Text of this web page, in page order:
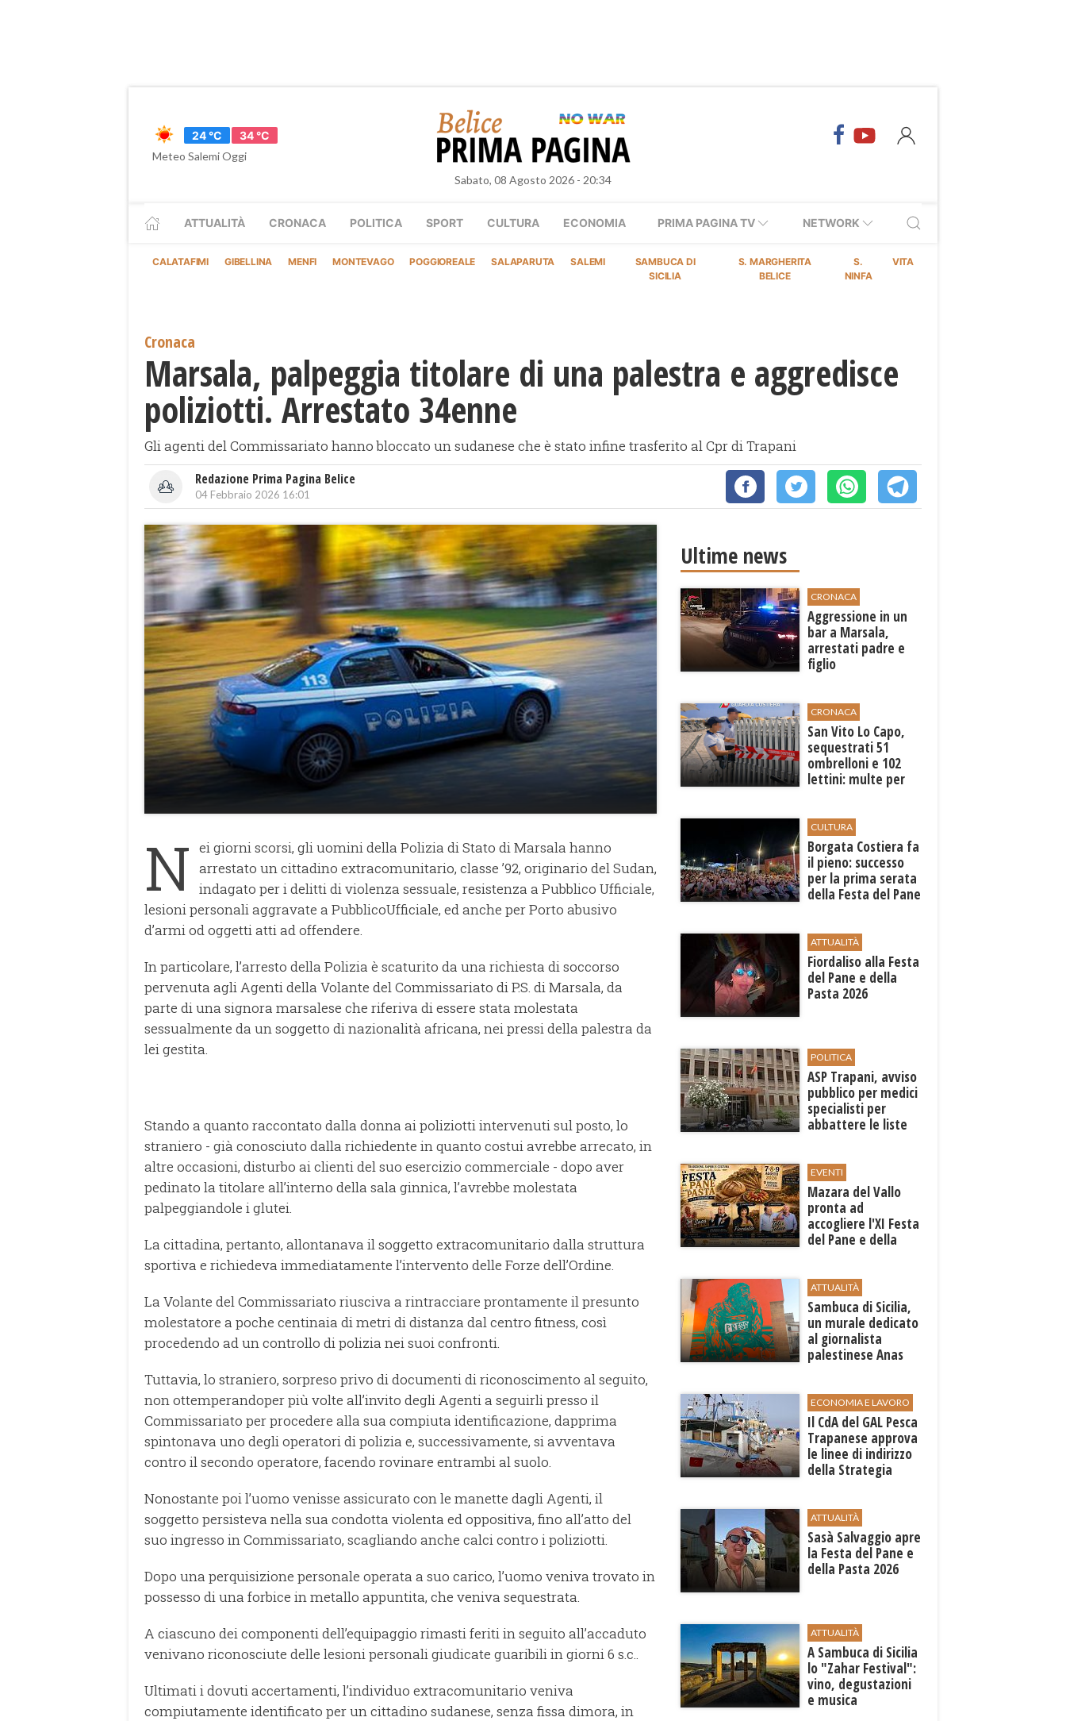
24 °C
34 °C
Meteo Salemi Oggi
Sabato, 08 Agosto 2026 - 20:34
ATTUALITÀ CRONACA POLITICA SPORT CULTURA ECONOMIA PRIMA PAGINA TV NETWORK
CALATAFIMI GIBELLINA MENFI MONTEVAGO POGGIOREALE SALAPARUTA SALEMI
SAMBUCA DI
SICILIA
S. MARGHERITA
BELICE
S.
NINFA
VITA
Cronaca
Marsala, palpeggia titolare di una palestra e aggredisce
poliziotti. Arrestato 34enne
Gli agenti del Commissariato hanno bloccato un sudanese che è stato infine trasferito al Cpr di Trapani
Redazione Prima Pagina Belice
04 Febbraio 2026 16:01
N ei giorni scorsi, gli uomini della Polizia di Stato di Marsala hanno
arrestato un cittadino extracomunitario, classe ’92, originario del Sudan,
indagato per i delitti di violenza sessuale, resistenza a Pubblico Ufficiale,
lesioni personali aggravate a PubblicoUfficiale, ed anche per Porto abusivo
d’armi od oggetti atti ad offendere.
In particolare, l’arresto della Polizia è scaturito da una richiesta di soccorso
pervenuta agli Agenti della Volante del Commissariato di P.S. di Marsala, da
parte di una signora marsalese che riferiva di essere stata molestata
sessualmente da un soggetto di nazionalità africana, nei pressi della palestra da
lei gestita.
Stando a quanto raccontato dalla donna ai poliziotti intervenuti sul posto, lo
straniero - già conosciuto dalla richiedente in quanto costui avrebbe arrecato, in
altre occasioni, disturbo ai clienti del suo esercizio commerciale - dopo aver
pedinato la titolare all’interno della sala ginnica, l’avrebbe molestata
palpeggiandole i glutei.
La cittadina, pertanto, allontanava il soggetto extracomunitario dalla struttura
sportiva e richiedeva immediatamente l’intervento delle Forze dell’Ordine.
La Volante del Commissariato riusciva a rintracciare prontamente il presunto
molestatore a poche centinaia di metri di distanza dal centro fitness, così
procedendo ad un controllo di polizia nei suoi confronti.
Tuttavia, lo straniero, sorpreso privo di documenti di riconoscimento al seguito,
non ottemperandoper più volte all’invito degli Agenti a seguirli presso il
Commissariato per procedere alla sua compiuta identificazione, dapprima
spintonava uno degli operatori di polizia e, successivamente, si avventava
contro il secondo operatore, facendo rovinare entrambi al suolo.
Nonostante poi l’uomo venisse assicurato con le manette dagli Agenti, il
soggetto persisteva nella sua condotta violenta ed oppositiva, fino all’atto del
suo ingresso in Commissariato, scagliando anche calci contro i poliziotti.
Dopo una perquisizione personale operata a suo carico, l’uomo veniva trovato in
possesso di una forbice in metallo appuntita, che veniva sequestrata.
A ciascuno dei componenti dell’equipaggio rimasti feriti in seguito all’accaduto
venivano riconosciute delle lesioni personali giudicate guaribili in giorni 6 s.c..
Ultimati i dovuti accertamenti, l’individuo extracomunitario veniva
compiutamente identificato per un cittadino sudanese, senza fissa dimora, in
Ultime news
CRONACA
Aggressione in un
bar a Marsala,
arrestati padre e
figlio
CRONACA
San Vito Lo Capo,
sequestrati 51
ombrelloni e 102
lettini: multe per
CULTURA
​Borgata Costiera fa
il pieno: successo
per la prima serata
della Festa del Pane
ATTUALITÀ
Fiordaliso alla Festa
del Pane e della
Pasta 2026
POLITICA
ASP Trapani, avviso
pubblico per medici
specialisti per
abbattere le liste
EVENTI
Mazara del Vallo
pronta ad
accogliere l'XI Festa
del Pane e della
ATTUALITÀ
Sambuca di Sicilia,
un murale dedicato
al giornalista
palestinese Anas
ECONOMIA E LAVORO
Il CdA del GAL Pesca
Trapanese approva
le linee di indirizzo
della Strategia
ATTUALITÀ
Sasà Salvaggio apre
la Festa del Pane e
della Pasta 2026
ATTUALITÀ
A Sambuca di Sicilia
lo "Zahar Festival":
vino, degustazioni
e musica